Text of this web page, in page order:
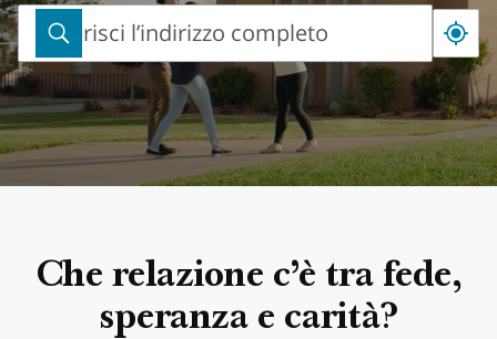
Inserisci l’indirizzo completo
Inserisci
l’indirizzo
completo
Che relazione c’è tra fede,
speranza e carità?